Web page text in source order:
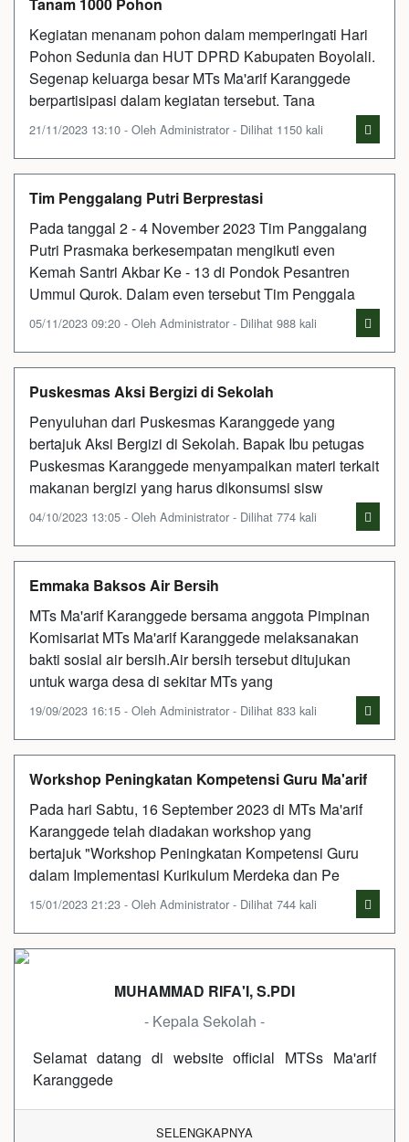
Kegiatan menanam pohon dalam memperingati Hari
Pohon Sedunia dan HUT DPRD Kabupaten Boyolali.
Segenap keluarga besar MTs Ma'arif Karanggede
berpartisipasi dalam kegiatan tersebut. Tana
21/11/2023 13:10 - Oleh Administrator - Dilihat 1150 kali
Tim Penggalang Putri Berprestasi
Pada tanggal 2 - 4 November 2023 Tim Panggalang
Putri Prasmaka berkesempatan mengikuti even
Kemah Santri Akbar Ke - 13 di Pondok Pesantren
Ummul Qurok. Dalam even tersebut Tim Penggala
05/11/2023 09:20 - Oleh Administrator - Dilihat 988 kali
Puskesmas Aksi Bergizi di Sekolah
Penyuluhan dari Puskesmas Karanggede yang
bertajuk Aksi Bergizi di Sekolah. Bapak Ibu petugas
Puskesmas Karanggede menyampaikan materi terkait
makanan bergizi yang harus dikonsumsi sisw
04/10/2023 13:05 - Oleh Administrator - Dilihat 774 kali
Emmaka Baksos Air Bersih
MTs Ma'arif Karanggede bersama anggota Pimpinan
Komisariat MTs Ma'arif Karanggede melaksanakan
bakti sosial air bersih.Air bersih tersebut ditujukan
untuk warga desa di sekitar MTs yang
19/09/2023 16:15 - Oleh Administrator - Dilihat 833 kali
Workshop Peningkatan Kompetensi Guru Ma'arif
Pada hari Sabtu, 16 September 2023 di MTs Ma'arif
Karanggede telah diadakan workshop yang
bertajuk "Workshop Peningkatan Kompetensi Guru
dalam Implementasi Kurikulum Merdeka dan Pe
15/01/2023 21:23 - Oleh Administrator - Dilihat 744 kali
MUHAMMAD RIFA'I, S.PDI
- Kepala Sekolah -
Selamat datang di website official MTSs Ma'arif
Karanggede
SELENGKAPNYA